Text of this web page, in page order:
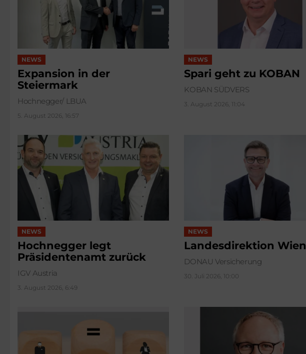
NEWS
Expansion in der
Steiermark
Hochnegger/ LBUA
5. August 2026, 16:57
NEWS
Spari geht zu KOBAN
KOBAN SÜDVERS
3. August 2026, 11:04
NEWS
Hochnegger legt
Präsidentenamt zurück
IGV Austria
3. August 2026, 6:49
NEWS
Landesdirektion Wien
DONAU Versicherung
30. Juli 2026, 10:00